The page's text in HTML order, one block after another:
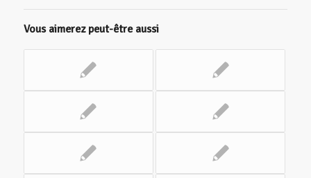
Vous aimerez peut-être aussi